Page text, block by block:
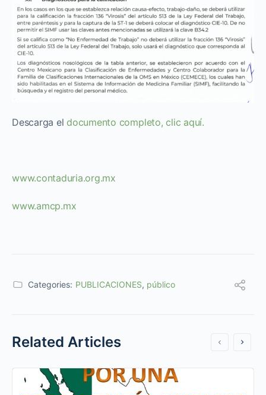
Descarga el documento completo, clic aquí.
www.contaduria.org.mx
www.amcp.mx
Categories: PUBLICACIONES, público
Related Articles